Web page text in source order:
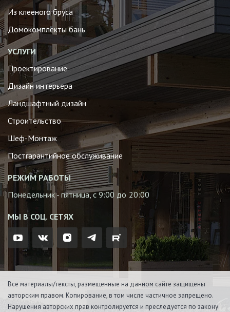
Из клееного бруса
Домокомплекты бань
УСЛУГИ
Проектирование
Дизайн интерьера
Ландшафтный дизайн
Строительство
Шеф-Монтаж
Постгарантийное обслуживание
РЕЖИМ РАБОТЫ
Понедельник - пятница, с 9:00 до 20:00
МЫ В СОЦ. СЕТЯХ
Все материалы/тексты, размещенные на данном сайте защищены
авторским правом. Копирование, в том числе частичное запрещено.
Нарушения авторских прав контролируется и преследуется по закону